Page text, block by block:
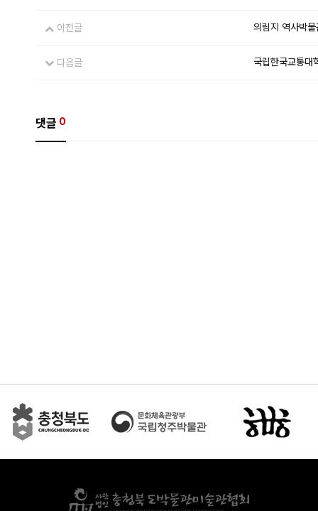
이전글 의림지 역사박물
다음글 국립한국교통대
댓글 0